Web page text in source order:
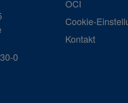
0
OCI
Cookie-
Kontakt